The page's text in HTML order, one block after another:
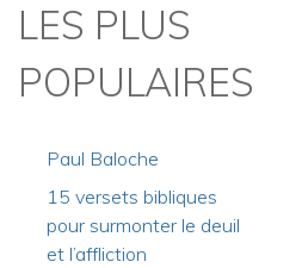
LES PLUS
POPULAIRES
Paul Baloche
15 versets bibliques
pour surmonter le deuil
et l’affliction